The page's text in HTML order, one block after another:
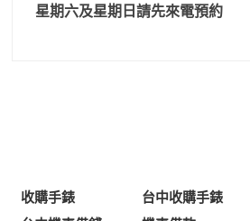
星期六及星期日請先來電預約
收購手錶 台中收購手錶